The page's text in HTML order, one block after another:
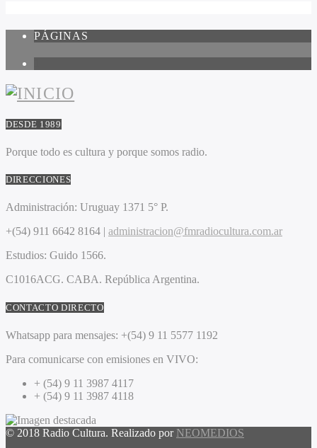
PÁGINAS
DESDE 1989
Porque todo es cultura y porque somos radio.
DIRECCIONES
Administración: Uruguay 1371 5° P.
+(54) 911 6642 8164 | administracion@fmradiocultura.com.ar
Estudios: Guido 1566.
C1016ACG. CABA. República Argentina.
CONTACTO DIRECTO
Whatsapp para mensajes: +(54) 9 11 5577 1192
Para comunicarse con emisiones en VIVO:
+ (54) 9 11 3987 4117
+ (54) 9 11 3987 4118
© 2018 Radio Cultura. Realizado por NEOMEDIOS